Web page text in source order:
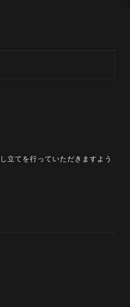
立てを行っていただきますよう